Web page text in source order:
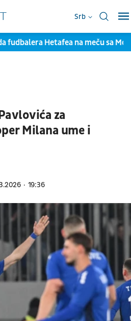
Srb
Hetafea na meču sa
za
Milana ume i
19:36